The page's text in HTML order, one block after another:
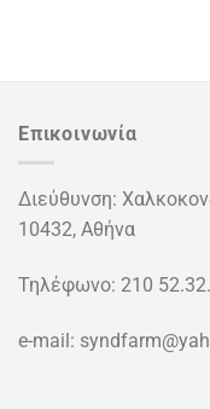
Επικοινωνία
Διεύθυνση:
10432, Αθήνα
Τηλέφωνο: 210
e-mail: